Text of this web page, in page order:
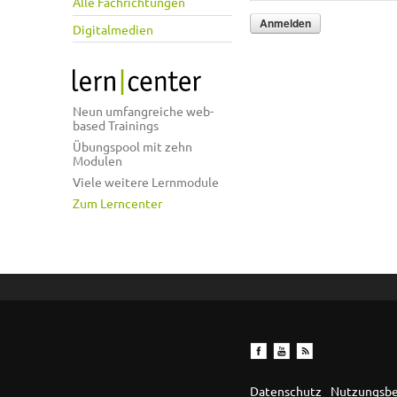
Digitalmedien
Neun umfangreiche web-
based Trainings
Übungspool mit zehn
Modulen
Viele weitere Lernmodule
Zum Lerncenter
Datenschutz